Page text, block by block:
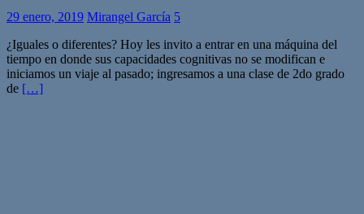
29 enero, 2019 Mirangel García 5
¿Iguales o diferentes? Hoy les invito a entrar en una máquina del
tiempo en donde sus capacidades cognitivas no se modifican e
iniciamos un viaje al pasado; ingresamos a una clase de 2do grado
de […]